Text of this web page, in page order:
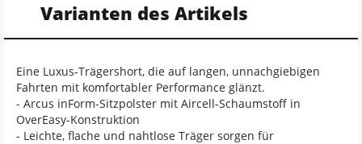
Varianten des Artikels
Eine Luxus-Trägershort, die auf langen, unnachgiebigen
Fahrten mit komfortabler Performance glänzt.
- Arcus inForm-Sitzpolster mit Aircell-Schaumstoff in
OverEasy-Konstruktion
- Leichte, flache und nahtlose Träger sorgen für